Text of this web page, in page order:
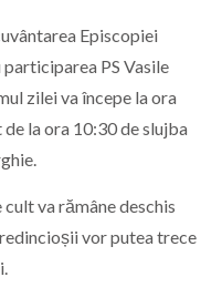
Episcopiei
PS Vasile
zilei va începe la ora
la ora 10:30 de slujba
va rămâne deschis
vor putea trece